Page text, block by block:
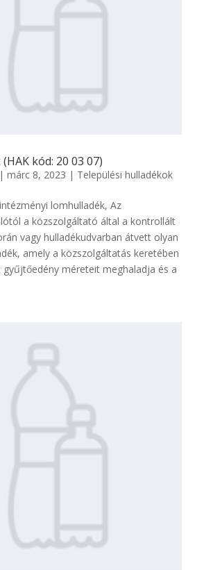
kód: 20 03 07)
| márc 8, 2023 | Települési hulladékok
lomhulladék, Az
a közszolgáltató által a kontrollált
vagy hulladékudvarban átvett olyan
amely a közszolgáltatás keretében
méreteit meghaladja és a